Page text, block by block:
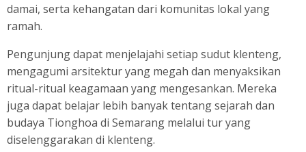
damai, serta kehangatan dari komunitas lokal yang
ramah.
Pengunjung dapat menjelajahi setiap sudut klenteng,
mengagumi arsitektur yang megah dan menyaksikan
ritual-ritual keagamaan yang mengesankan. Mereka
juga dapat belajar lebih banyak tentang sejarah dan
budaya Tionghoa di Semarang melalui tur yang
diselenggarakan di klenteng.